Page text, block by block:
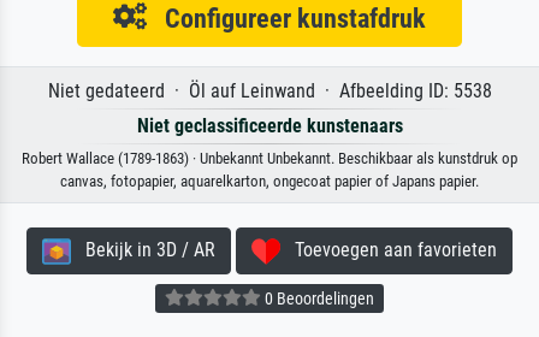
Configureer kunstafdruk
Niet gedateerd · Öl auf Leinwand · Afbeelding ID: 5538
Niet geclassificeerde kunstenaars
Robert Wallace (1789-1863) · Unbekannt Unbekannt. Beschikbaar als kunstdruk op
canvas, fotopapier, aquarelkarton, ongecoat papier of Japans papier.
Bekijk in 3D / AR Toevoegen aan favorieten
0 Beoordelingen